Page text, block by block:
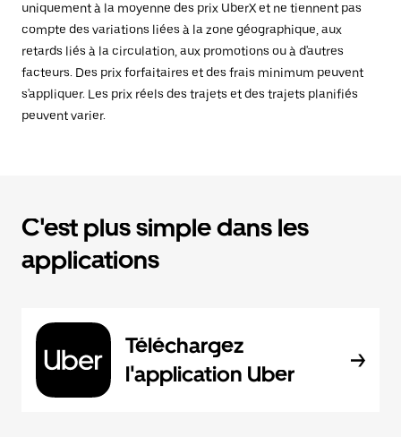
uniquement à la moyenne des prix UberX et ne tiennent pas
compte des variations liées à la zone géographique, aux
retards liés à la circulation, aux promotions ou à d'autres
facteurs. Des prix forfaitaires et des frais minimum peuvent
s'appliquer. Les prix réels des trajets et des trajets planifiés
peuvent varier.
C'est plus simple dans les
applications
Téléchargez
l'application Uber